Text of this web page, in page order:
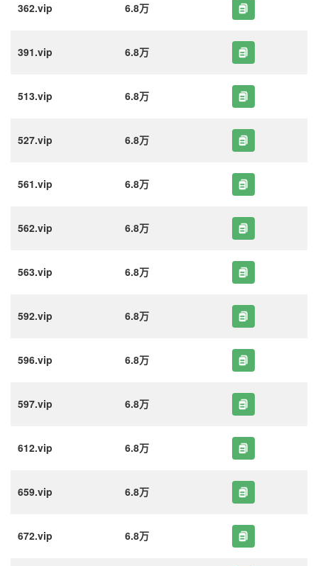
362.vip 6.8万
391.vip 6.8万
513.vip 6.8万
527.vip 6.8万
561.vip 6.8万
562.vip 6.8万
563.vip 6.8万
592.vip 6.8万
596.vip 6.8万
597.vip 6.8万
612.vip 6.8万
659.vip 6.8万
672.vip 6.8万